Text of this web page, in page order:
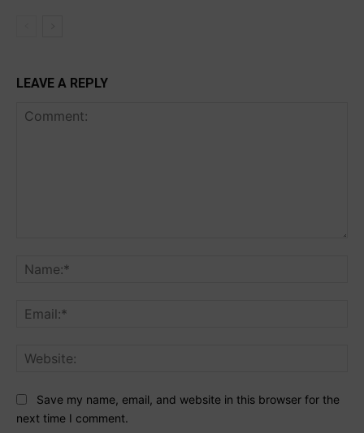
LEAVE A REPLY
Save my name, email, and website in this browser for the
next time I comment.